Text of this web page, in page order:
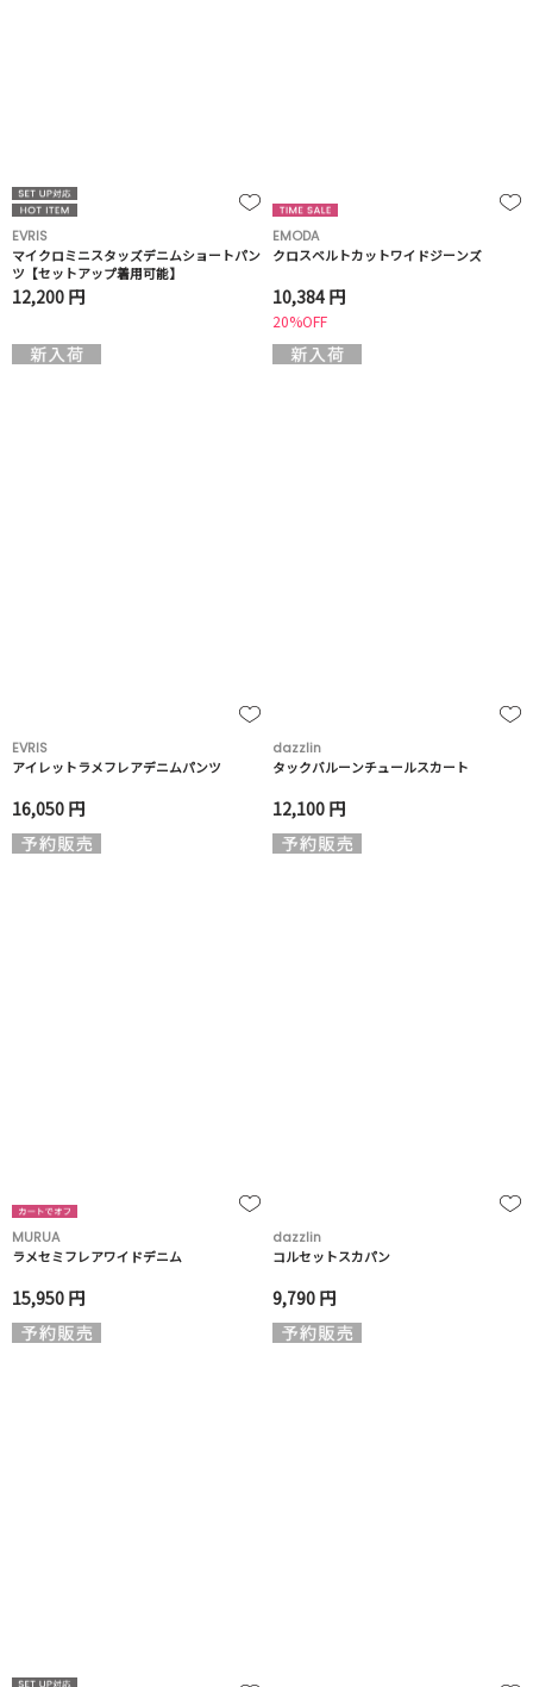
EVRIS
マイクロミニスタッズデニムショートパン
ツ【セットアップ着用可能】
12,200 円
EMODA
クロスベルトカットワイドジーンズ
10,384 円
20%OFF
EVRIS
アイレットラメフレアデニムパンツ
16,050 円
dazzlin
タックバルーンチュールスカート
12,100 円
MURUA
ラメセミフレアワイドデニム
15,950 円
dazzlin
コルセットスカパン
9,790 円